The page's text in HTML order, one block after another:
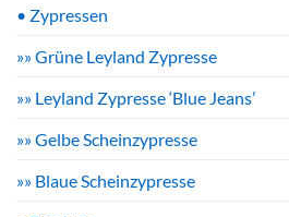
• Zypressen
»» Grüne Leyland Zypresse
»» Leyland Zypresse ‘Blue Jeans’
»» Gelbe Scheinzypresse
»» Blaue Scheinzypresse